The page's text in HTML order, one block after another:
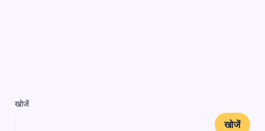
खोजें
खोजें